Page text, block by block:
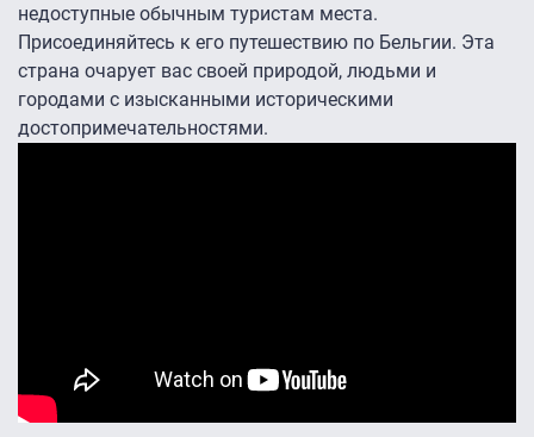
недоступные обычным туристам места.
Присоединяйтесь к его путешествию по Бельгии. Эта
страна очарует вас своей природой, людьми и
городами с изысканными историческими
достопримечательностями.